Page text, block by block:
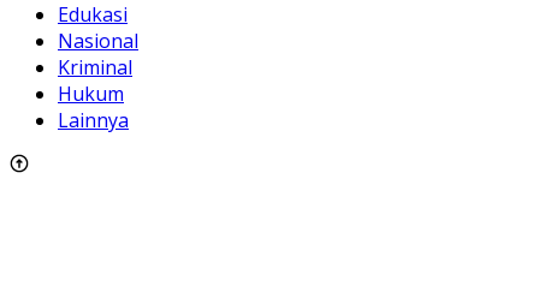
Edukasi
Nasional
Kriminal
Hukum
Lainnya